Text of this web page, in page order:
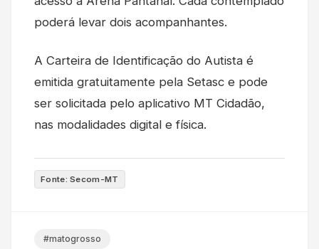
poderá levar dois acompanhantes.
A Carteira de Identificação do Autista é
emitida gratuitamente pela Setasc e pode
ser solicitada pelo aplicativo MT Cidadão,
nas modalidades digital e física.
Fonte: Secom-MT
#matogrosso